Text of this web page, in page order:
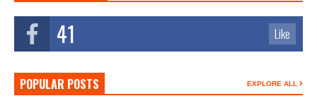
41 Like
POPULAR POSTS EXPLORE ALL